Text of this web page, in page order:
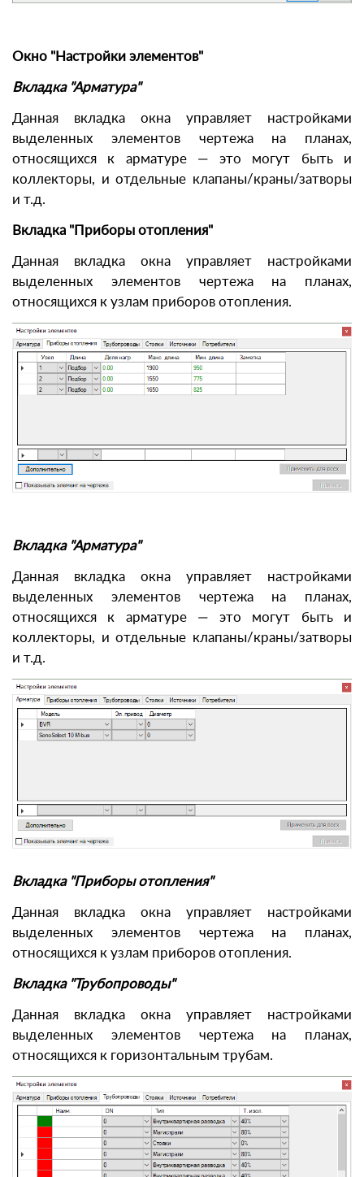
Окно "Настройки элементов"
Вкладка "Арматура"
Данная вкладка окна управляет настройками
выделенных элементов чертежа на планах,
относящихся к арматуре — это могут быть и
коллекторы, и отдельные клапаны/краны/затворы
и т.д.
Вкладка "Приборы отопления"
Данная вкладка окна управляет настройками
выделенных элементов чертежа на планах,
относящихся к узлам приборов отопления.
Вкладка "Арматура"
Данная вкладка окна управляет настройками
выделенных элементов чертежа на планах,
относящихся к арматуре — это могут быть и
коллекторы, и отдельные клапаны/краны/затворы
и т.д.
Вкладка "Приборы отопления"
Данная вкладка окна управляет настройками
выделенных элементов чертежа на планах,
относящихся к узлам приборов отопления.
Вкладка "Трубопроводы"
Данная вкладка окна управляет настройками
выделенных элементов чертежа на планах,
относящихся к горизонтальным трубам.